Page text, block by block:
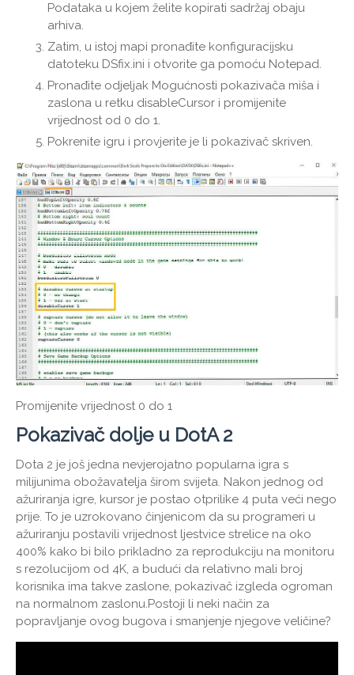
Podataka u kojem želite kopirati sadržaj obaju
arhiva.
Zatim, u istoj mapi pronađite konfiguracijsku
datoteku DSfix.ini i otvorite ga pomoću Notepad.
Pronađite odjeljak Mogućnosti pokazivača miša i
zaslona u retku disableCursor i promijenite
vrijednost od 0 do 1.
Pokrenite igru ​​i provjerite je li pokazivač skriven.
Promijenite vrijednost 0 do 1
Pokazivač dolje u DotA 2
Dota 2 je još jedna nevjerojatno popularna igra s
milijunima obožavatelja širom svijeta. Nakon jednog od
ažuriranja igre, kursor je postao otprilike 4 puta veći nego
prije. To je uzrokovano činjenicom da su programeri u
ažuriranju postavili vrijednost ljestvice strelice na oko
400% kako bi bilo prikladno za reprodukciju na monitoru
s rezolucijom od 4K, a budući da relativno mali broj
korisnika ima takve zaslone, pokazivač izgleda ogroman
na normalnom zaslonu.Postoji li neki način za
popravljanje ovog bugova i smanjenje njegove veličine?